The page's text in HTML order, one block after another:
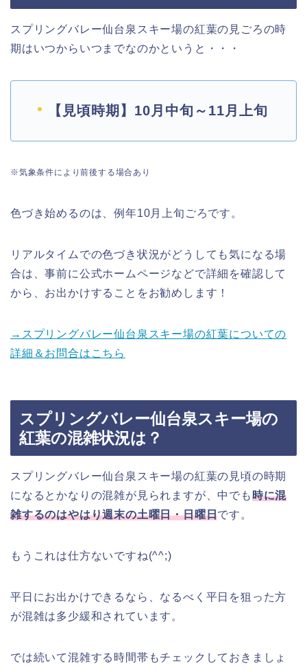
スプリングバレー仙台泉スキー場の紅葉の見ごろの時
期はいつからいつまでなのかというと・・・
【見頃時期】10月中旬～11月上旬
※気象条件により前後する場合あり
色づき始めるのは、例年10月上旬ごろです。
リアルタイムでの色づき状況がどうしても気になる場
合は、事前に公式ホームページなどで詳細を確認して
から、お出かけすることをお勧めします！
→スプリングバレー仙台泉スキー場の紅葉についての
詳細＆お問合はこちら
スプリングバレー仙台泉スキー場の
紅葉の混雑状況は？
スプリングバレー仙台泉スキー場の紅葉の見頃の時期
になるとかなりの混雑が見られますが、中でも時に混
雑するのはやはり週末の土曜日・日曜日です。
もうこれは仕方ないですね(^^;)
平日にお出かけできるなら、なるべく平日を狙った方
が混雑は多少緩和されています。
では続いて混雑する時間帯もチェックしておきましょ